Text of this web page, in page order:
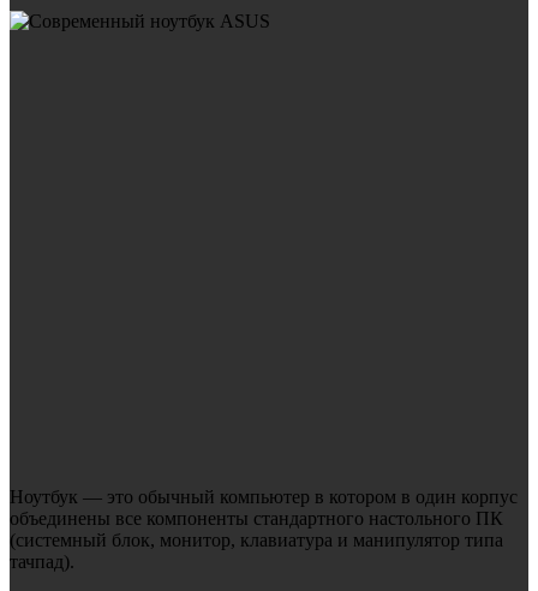
Ноутбук — это обычный компьютер в котором в один корпус
объединены все компоненты стандартного настольного ПК
(системный блок, монитор, клавиатура и манипулятор типа
тачпад).